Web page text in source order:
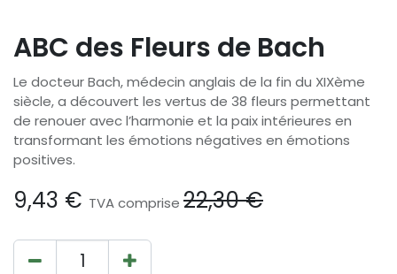
ABC des Fleurs de Bach
Le docteur Bach, médecin anglais de la fin du XIXème
siècle, a découvert les vertus de 38 fleurs permettant
de renouer avec l’harmonie et la paix intérieures en
transformant les émotions négatives en émotions
positives.
9,43 € TVA comprise 22,30€